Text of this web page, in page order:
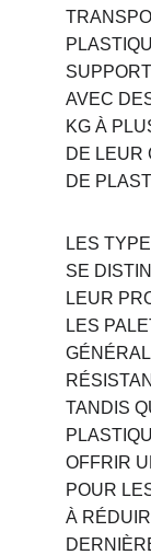
AVEC
KG À
DE LEUR
DE
LES
SE
LEUR
LES
TANDIS
OFFRIR
POUR
À